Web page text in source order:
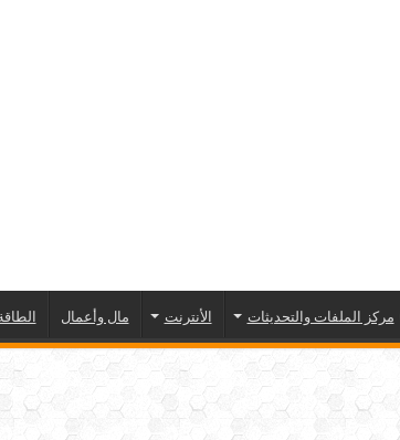
مركز الملفات والتحديثات الأنترنت مال وأعمال